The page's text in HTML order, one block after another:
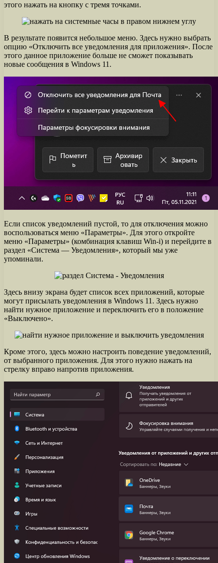
этого нажать на кнопку с тремя точками.
В результате появится небольшое меню. Здесь нужно выбрать
опцию «Отключить все уведомления для приложения». После
этого данное приложение больше не сможет показывать
новые сообщения в Windows 11.
Если список уведомлений пустой, то для отключения можно
воспользоваться меню «Параметры». Для этого откройте
меню «Параметры» (комбинация клавиш Win-i) и перейдите в
раздел «Система — Уведомления», который мы уже
упоминали.
Здесь внизу экрана будет список всех приложений, которые
могут присылать уведомления в Windows 11. Здесь нужно
найти нужное приложение и переключить его в положение
«Выключено».
Кроме этого, здесь можно настроить поведение уведомлений,
от выбранного приложения. Для этого нужно нажать на
стрелку вправо напротив приложения.